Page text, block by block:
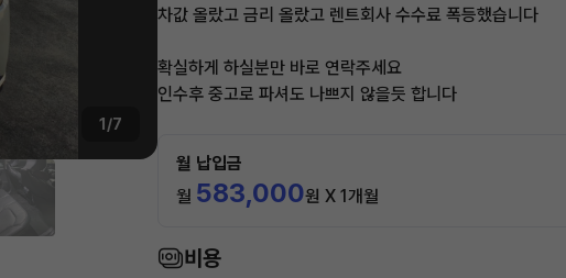
1/7
차값 올랐고 금리 올랐고 렌트회사 수수료 폭등했습니다
확실하게 하실분만 바로 연락주세요
인수후 중고로 파셔도 나쁘지 않을듯 합니다
월 납입금
월 583,000원 X 1개월
비용